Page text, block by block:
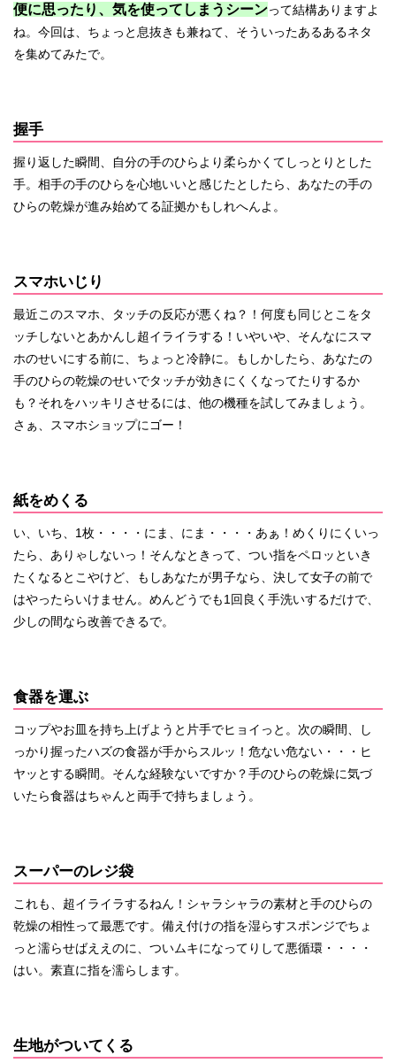
便に思ったり、気を使ってしまうシーンって結構ありますよ
ね。今回は、ちょっと息抜きも兼ねて、そういったあるあるネタ
を集めてみたで。
握手
握り返した瞬間、自分の手のひらより柔らかくてしっとりとした
手。相手の手のひらを心地いいと感じたとしたら、あなたの手の
ひらの乾燥が進み始めてる証拠かもしれへんよ。
スマホいじり
最近このスマホ、タッチの反応が悪くね？！何度も同じとこをタ
ッチしないとあかんし超イライラする！いやいや、そんなにスマ
ホのせいにする前に、ちょっと冷静に。もしかしたら、あなたの
手のひらの乾燥のせいでタッチが効きにくくなってたりするか
も？それをハッキリさせるには、他の機種を試してみましょう。
さぁ、スマホショップにゴー！
紙をめくる
い、いち、1枚・・・・にま、にま・・・・あぁ！めくりにくいっ
たら、ありゃしないっ！そんなときって、つい指をペロッといき
たくなるとこやけど、もしあなたが男子なら、決して女子の前で
はやったらいけません。めんどうでも1回良く手洗いするだけで、
少しの間なら改善できるで。
食器を運ぶ
コップやお皿を持ち上げようと片手でヒョイっと。次の瞬間、し
っかり握ったハズの食器が手からスルッ！危ない危ない・・・ヒ
ヤッとする瞬間。そんな経験ないですか？手のひらの乾燥に気づ
いたら食器はちゃんと両手で持ちましょう。
スーパーのレジ袋
これも、超イライラするねん！シャラシャラの素材と手のひらの
乾燥の相性って最悪です。備え付けの指を湿らすスポンジでちょ
っと濡らせばええのに、ついムキになってりして悪循環・・・・
はい。素直に指を濡らします。
生地がついてくる